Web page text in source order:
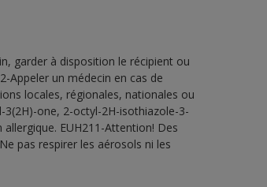
garder à disposition le récipient ou
Appeler un médecin en cas de
locales, régionales, nationales ou
one, 2-octyl-2H-isothiazole-3-
EUH211-Attention! Des
pas respirer les aérosols ni les